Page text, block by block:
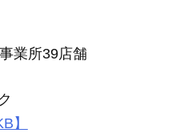
業所39店舗
】